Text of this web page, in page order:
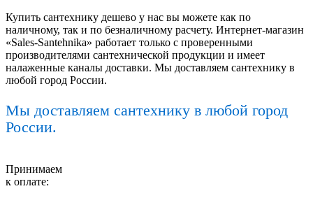
Купить сантехнику дешево у нас вы можете как по
наличному, так и по безналичному расчету. Интернет-магазин
«Sales-Santehnika» работает только с проверенными
производителями сантехнической продукции и имеет
налаженные каналы доставки. Мы доставляем сантехнику в
любой город России.
Мы доставляем сантехнику в любой город
России.
Принимаем
к оплате: